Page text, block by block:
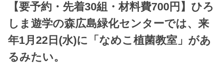
【要予約・先着30組・材料費700円】ひろ
しま遊学の森広島緑化センターでは、来
年1月22日(水)に「なめこ植菌教室」があ
るみたい。